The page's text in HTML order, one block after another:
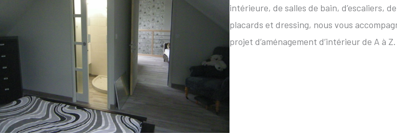
intérieure, de salles de bain, d’escaliers,
placards et dressing, nous vous
projet d’aménagement d’intérieur de A à Z.